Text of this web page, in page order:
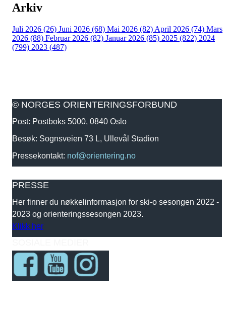
Arkiv
Juli 2026 (26) Juni 2026 (68) Mai 2026 (82) April 2026 (74) Mars
2026 (88) Februar 2026 (82) Januar 2026 (85) 2025 (822) 2024
(799) 2023 (487)
© NORGES ORIENTERINGSFORBUND
Post: Postboks 5000, 0840 Oslo
Besøk: Sognsveien 73 L, Ullevål Stadion
Pressekontakt: nof@orientering.no
PRESSE
Her finner du nøkkelinformasjon for ski-o sesongen 2022 -
2023 og orienteringssesongen 2023.
Klikk her